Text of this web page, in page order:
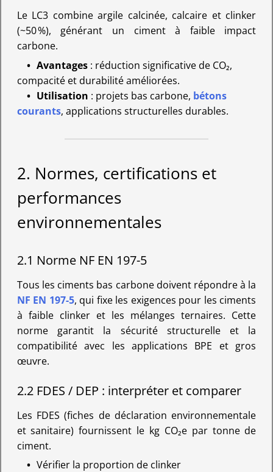
Le LC3 combine argile calcinée, calcaire et clinker
(~50 %), générant un ciment à faible impact
carbone.
Avantages: réduction significative de CO₂,
compacité et durabilité améliorées.
Utilisation : projets bas carbone, bétons
courants, applications structurelles durables.
2. Normes, certifications et
performances
environnementales
2.1 Norme NF EN 197-5
Tous les ciments bas carbone doivent répondre à la
NF EN 197-5, qui fixe les exigences pour les ciments
à faible clinker et les mélanges ternaires. Cette
norme garantit la sécurité structurelle et la
compatibilité avec les applications BPE et gros
œuvre.
2.2 FDES / DEP : interpréter et comparer
Les FDES (fiches de déclaration environnementale
et sanitaire) fournissent le kg CO₂e par tonne de
ciment.
Vérifier la proportion de clinker